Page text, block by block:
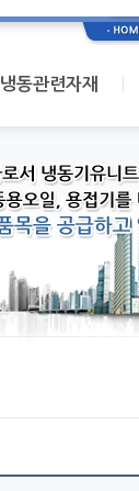
냉동관련자재